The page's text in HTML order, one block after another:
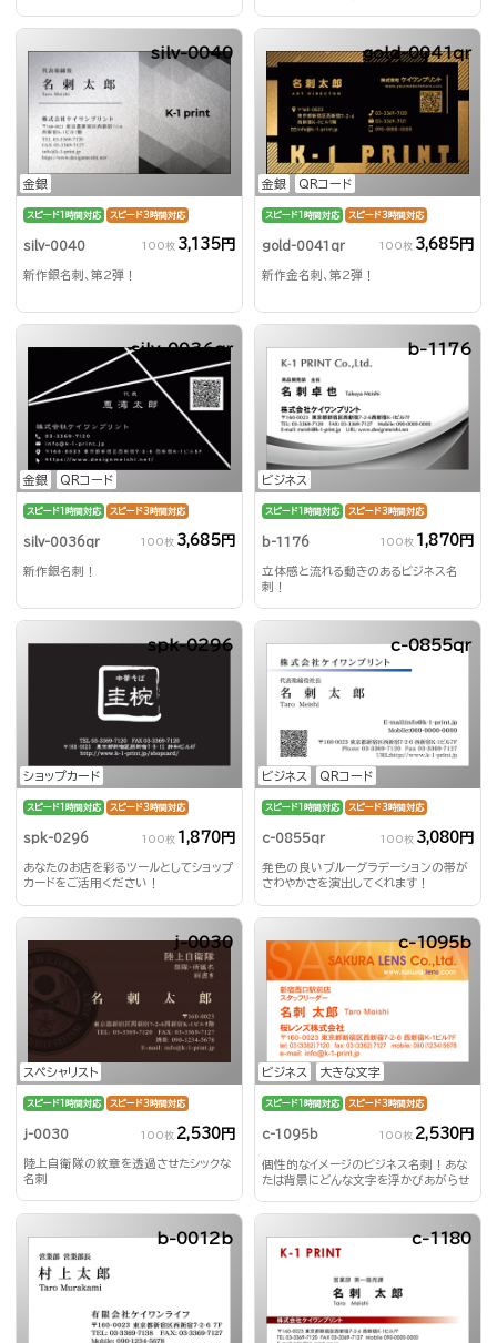
金銀
silv-0040
スピード1時間対応 スピード3時間対応
silv-0040 100枚 3,135円
新作銀名刺、第2弾！
金銀 QRコード
gold-0041qr
スピード1時間対応 スピード3時間対応
gold-0041qr 100枚 3,685円
新作金名刺、第2弾！
金銀 QRコード
silv-0036qr
スピード1時間対応 スピード3時間対応
silv-0036qr 100枚 3,685円
新作銀名刺！
ビジネス
b-1176
スピード1時間対応 スピード3時間対応
b-1176 100枚 1,870円
立体感と流れる動きのあるビジネス名
刺！
ショップカード
spk-0296
スピード1時間対応 スピード3時間対応
spk-0296 100枚 1,870円
あなたのお店を彩るツールとしてショップ
カードをご活用ください！
ビジネス QRコード
c-0855qr
スピード1時間対応 スピード3時間対応
c-0855qr 100枚 3,080円
発色の良いブルーグラデーションの帯が
さわやかさを演出してくれます！
スペシャリスト
j-0030
スピード1時間対応 スピード3時間対応
j-0030 100枚 2,530円
陸上自衛隊の紋章を透過させたシックな
名刺
ビジネス 大きな文字
c-1095b
スピード1時間対応 スピード3時間対応
c-1095b 100枚 2,530円
個性的なイメージのビジネス名刺！あな
たは背景にどんな文字を浮かびあがらせ
b-0012b c-1180